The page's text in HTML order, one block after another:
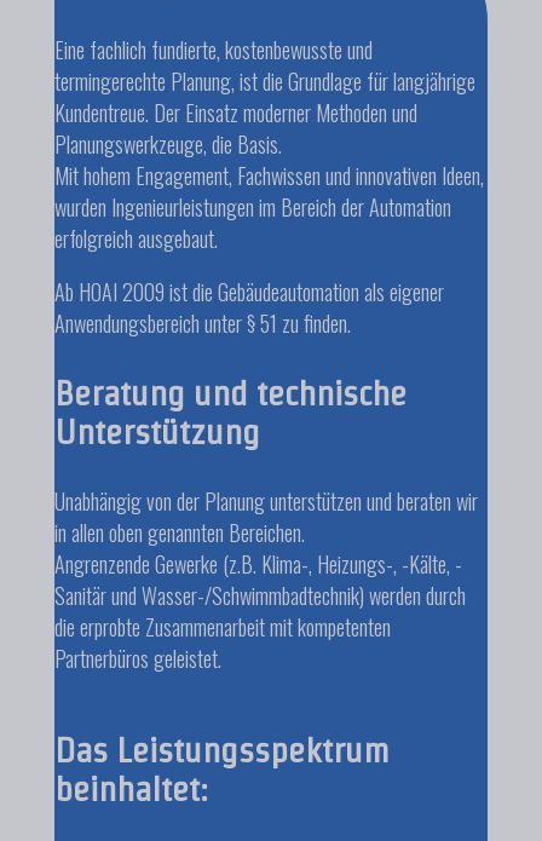
Eine fachlich fundierte, kostenbewusste und
termingerechte Planung, ist die Grundlage für langjährige
Kundentreue. Der Einsatz moderner Methoden und
Planungswerkzeuge, die Basis.
Mit hohem Engagement, Fachwissen und innovativen Ideen,
wurden Ingenieurleistungen im Bereich der Automation
erfolgreich ausgebaut.
Ab HOAI 2009 ist die Gebäudeautomation als eigener
Anwendungsbereich unter § 51 zu finden.
Beratung und technische
Unterstützung
Unabhängig von der Planung unterstützen und beraten wir
in allen oben genannten Bereichen.
Angrenzende Gewerke (z.B. Klima-, Heizungs-, -Kälte, -
Sanitär und Wasser-/Schwimmbadtechnik) werden durch
die erprobte Zusammenarbeit mit kompetenten
Partnerbüros geleistet.
Das Leistungsspektrum
beinhaltet: